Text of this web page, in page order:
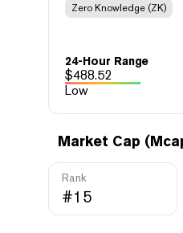
Zero Knowledge (ZK)
24-Hour Range
$488.52
Low
Market Cap
Rank
#15